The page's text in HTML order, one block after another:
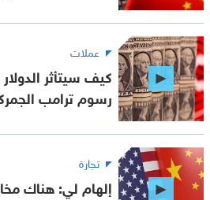
عملات
كيف سيتأثر
رسوم ترامب
تجارة
إلهام لي: هناك